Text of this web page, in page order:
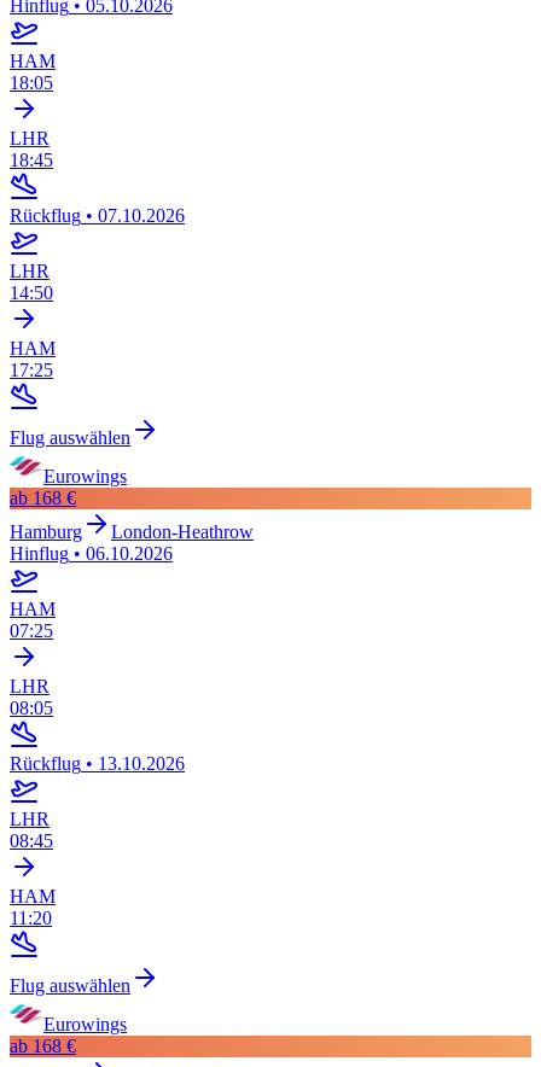
Hinflug • 05.10.2026
HAM
18:05
LHR
18:45
Rückflug • 07.10.2026
LHR
14:50
HAM
17:25
Flug auswählen
Eurowings
ab 168 €
Hamburg
London-Heathrow
Hinflug • 06.10.2026
HAM
07:25
LHR
08:05
Rückflug • 13.10.2026
LHR
08:45
HAM
11:20
Flug auswählen
Eurowings
ab 168 €